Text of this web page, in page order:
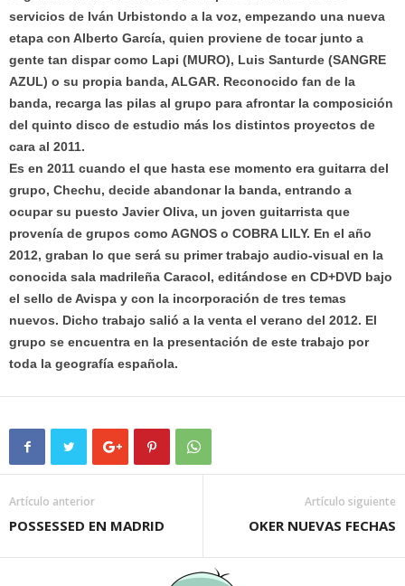
servicios de Iván Urbistondo a la voz, empezando una nueva
etapa con Alberto García, quien proviene de tocar junto a
gente tan dispar como Lapi (MURO), Luis Santurde (SANGRE
AZUL) o su propia banda, ALGAR. Reconocido fan de la
banda, recarga las pilas al grupo para afrontar la composición
del quinto disco de estudio más los distintos proyectos de
cara al 2011.
Es en 2011 cuando el que hasta ese momento era guitarra del
grupo, Chechu, decide abandonar la banda, entrando a
ocupar su puesto Javier Oliva, un joven guitarrista que
provenía de grupos como AGNOS o COBRA LILY. En el año
2012, graban lo que será su primer trabajo audio-visual en la
conocida sala madrileña Caracol, editándose en CD+DVD bajo
el sello de Avispa y con la incorporación de tres temas
nuevos. Dicho trabajo salió a la venta el verano del 2012. El
grupo se encuentra en la presentación de este trabajo por
toda la geografía española.
Artículo anterior
POSSESSED EN MADRID
Artículo siguiente
OKER NUEVAS FECHAS